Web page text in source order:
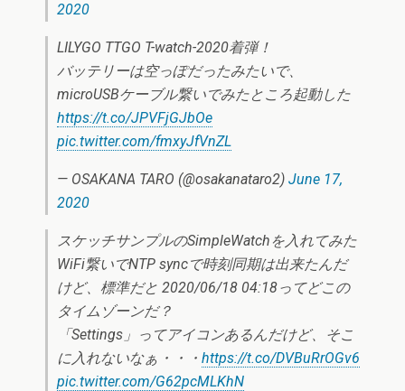
2020
LILYGO TTGO T-watch-2020着弾！
バッテリーは空っぽだったみたいで、
microUSBケーブル繋いでみたところ起動した
https://t.co/JPVFjGJbOe
pic.twitter.com/fmxyJfVnZL
— OSAKANA TARO (@osakanataro2) June 17,
2020
スケッチサンプルのSimpleWatchを入れてみた
WiFi繋いでNTP syncで時刻同期は出来たんだ
けど、標準だと 2020/06/18 04:18ってどこの
タイムゾーンだ？
「Settings」ってアイコンあるんだけど、そこ
に入れないなぁ・・・ https://t.co/DVBuRrOGv6
pic.twitter.com/G62pcMLKhN